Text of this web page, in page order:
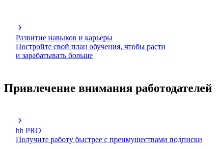
Развитие навыков и карьеры
Постройте свой план обучения, чтобы расти
и зарабатывать больше
Привлечение внимания работодателей
hh PRO
Получите работу быстрее с преимуществами подписки